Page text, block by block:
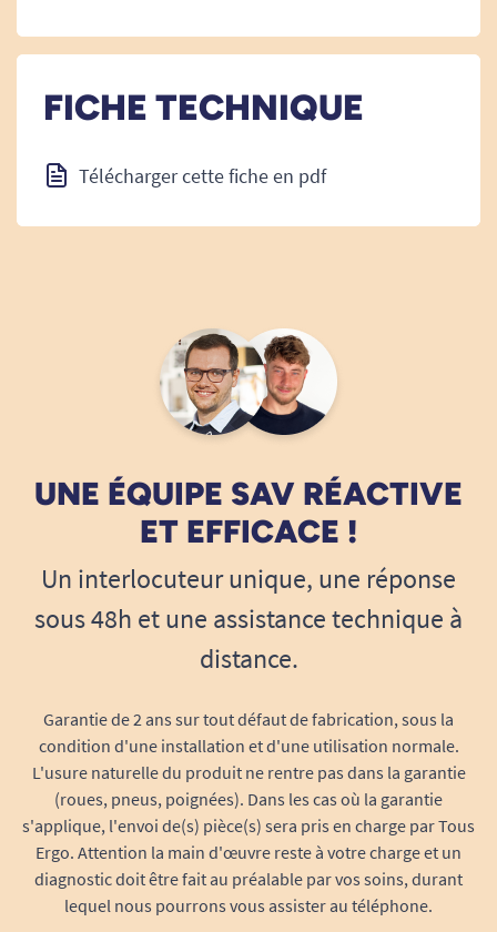
FICHE TECHNIQUE
Télécharger cette fiche en pdf
UNE ÉQUIPE SAV RÉACTIVE
ET EFFICACE !
Un interlocuteur unique, une réponse
sous 48h et une assistance technique à
distance.
Garantie de 2 ans sur tout défaut de fabrication, sous la
condition d'une installation et d'une utilisation normale.
L'usure naturelle du produit ne rentre pas dans la garantie
(roues, pneus, poignées). Dans les cas où la garantie
s'applique, l'envoi de(s) pièce(s) sera pris en charge par Tous
Ergo. Attention la main d'œuvre reste à votre charge et un
diagnostic doit être fait au préalable par vos soins, durant
lequel nous pourrons vous assister au téléphone.